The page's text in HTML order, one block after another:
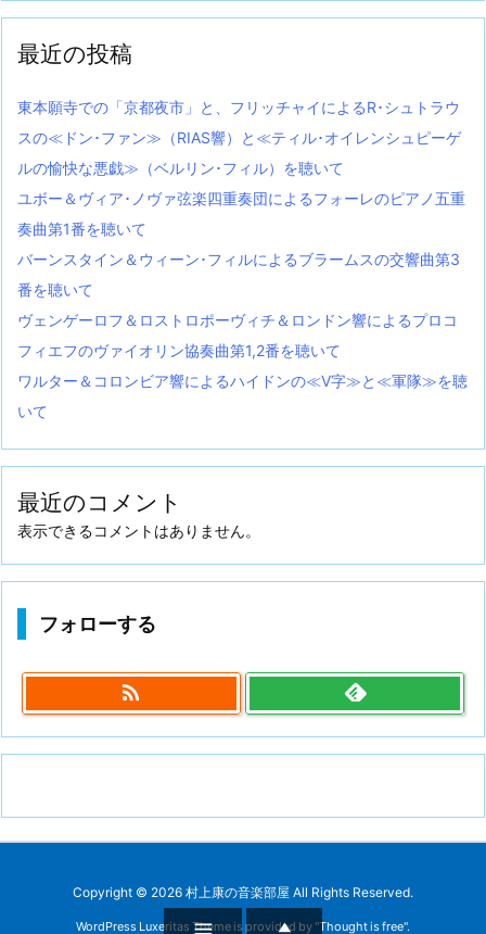
最近の投稿
東本願寺での「京都夜市」と、フリッチャイによるR･シュトラウ
スの≪ドン･ファン≫（RIAS響）と≪ティル･オイレンシュピーゲ
ルの愉快な悪戯≫（ベルリン･フィル）を聴いて
ユボー＆ヴィア･ノヴァ弦楽四重奏団によるフォーレのピアノ五重
奏曲第1番を聴いて
バーンスタイン＆ウィーン･フィルによるブラームスの交響曲第3
番を聴いて
ヴェンゲーロフ＆ロストロポーヴィチ＆ロンドン響によるプロコ
フィエフのヴァイオリン協奏曲第1,2番を聴いて
ワルター＆コロンビア響によるハイドンの≪V字≫と≪軍隊≫を聴
いて
最近のコメント
表示できるコメントはありません。
フォローする

Copyright © 2026 村上康の音楽部屋 All Rights Reserved.
WordPress Luxeritas Theme is provided by "Thought is free".
 